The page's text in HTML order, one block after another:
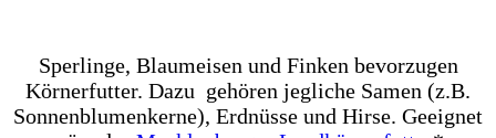
Sperlinge, Blaumeisen und Finken bevorzugen
Körnerfutter. Dazu gehören jegliche Samen (z.B.
Sonnenblumenkerne), Erdnüsse und Hirse. Geeignet